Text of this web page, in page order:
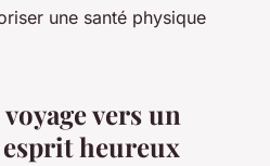
une santé physique
vers un
heureux